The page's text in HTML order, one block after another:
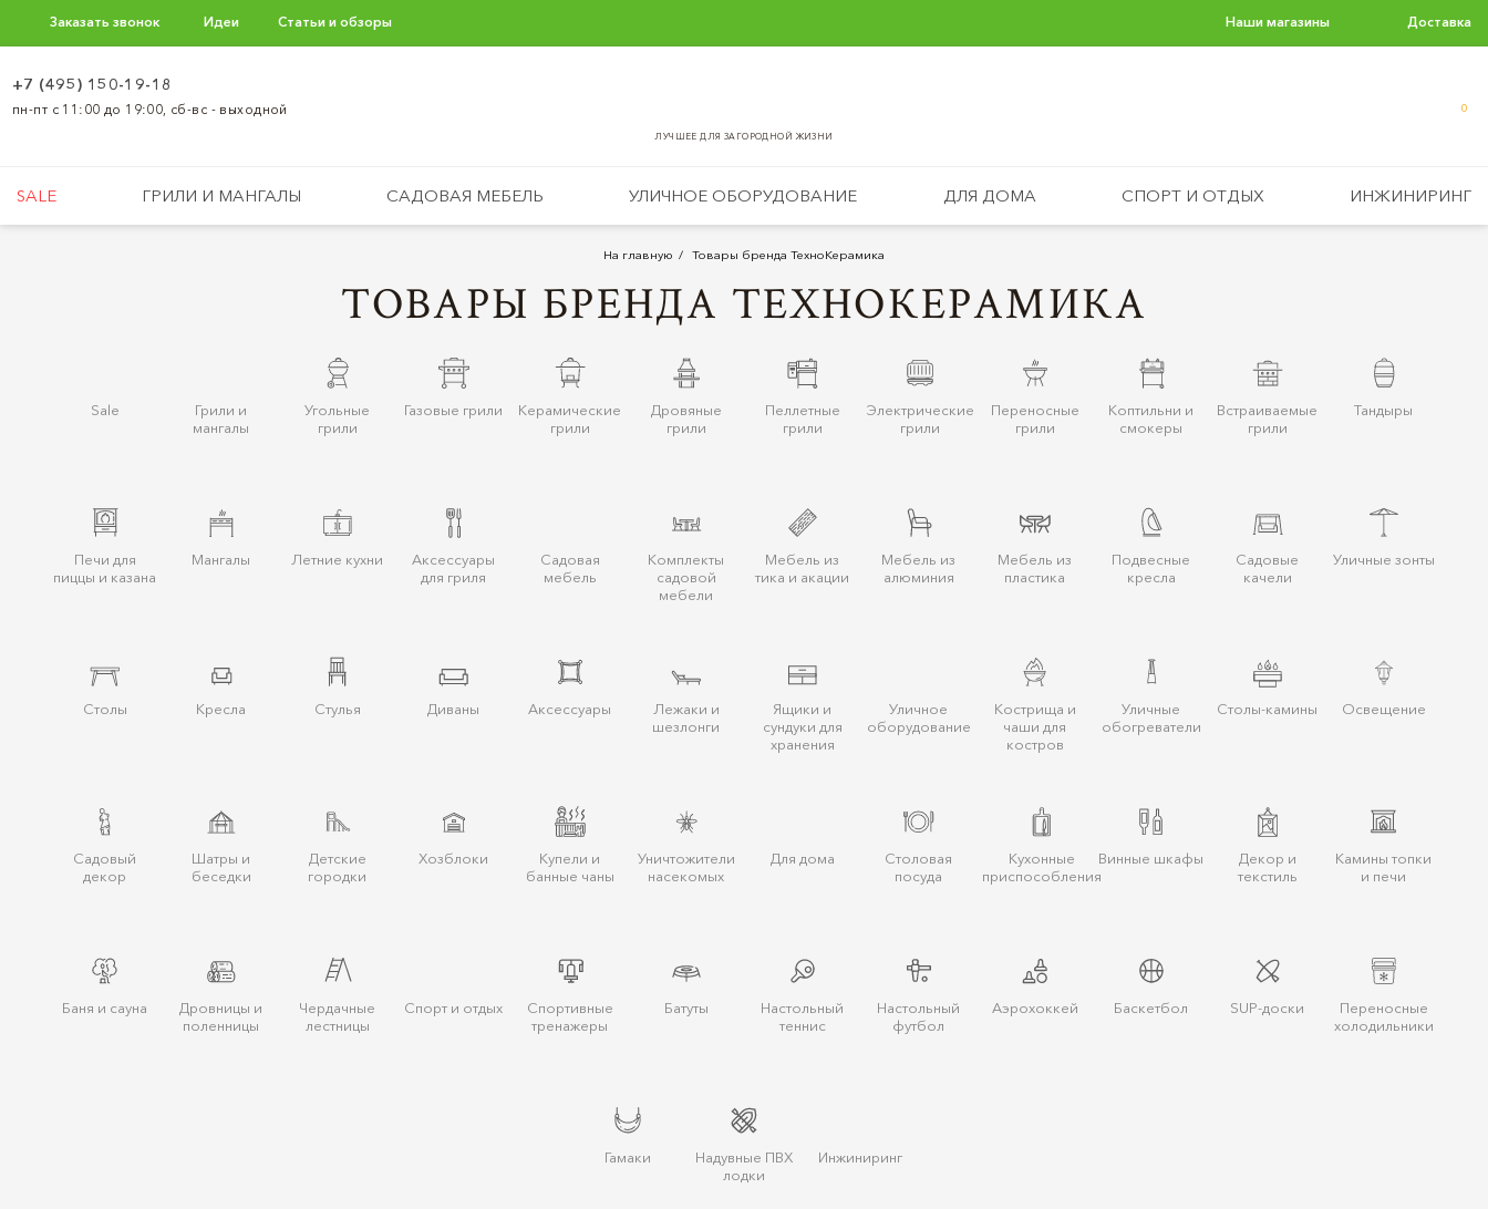
Заказать звонок Идеи Статьи и обзоры Наши магазины Доставка
ЛУЧШЕЕ ДЛЯ ЗАГОРОДНОЙ ЖИЗНИ
+7 (495) 150-19-18
пн-пт с 11:00 до 19:00, сб-вс - выходной 0
SALE ГРИЛИ И МАНГАЛЫ САДОВАЯ МЕБЕЛЬ УЛИЧНОЕ ОБОРУДОВАНИЕ ДЛЯ ДОМА СПОРТ И ОТДЫХ ИНЖИНИРИНГ
На главную Товары бренда ТехноКерамика
ТОВАРЫ БРЕНДА ТЕХНОКЕРАМИКА
Sale
Грили и
мангалы
Угольные
грили
Газовые грили
Керамические
грили
Дровяные
грили
Пеллетные
грили
Электрические
грили
Переносные
грили
Коптильни и
смокеры
Встраиваемые
грили
Тандыры
Печи для
пиццы и казана
Мангалы Летние кухни
Аксессуары
для гриля
Садовая
мебель
Комплекты
садовой
мебели
Мебель из
тика и акации
Мебель из
алюминия
Мебель из
пластика
Подвесные
кресла
Садовые
качели
Уличные зонты
Столы Кресла Стулья Диваны Аксессуары
Лежаки и
шезлонги
Ящики и
сундуки для
хранения
Уличное
оборудование
Кострища и
чаши для
костров
Уличные
обогреватели
Столы-камины Освещение
Cадовый
декор
Шатры и
беcедки
Детские
городки
Хозблоки
Купели и
банные чаны
Уничтожители
насекомых
Для дома
Столовая
посуда
Кухонные
приспособления
Винные шкафы
Декор и
текстиль
Камины топки
и печи
Баня и сауна
Дровницы и
поленницы
Чердачные
лестницы
Спорт и отдых
Спортивные
тренажеры
Батуты
Настольный
теннис
Настольный
футбол
Аэрохоккей Баскетбол SUP-доски
Переносные
холодильники
Гамаки
Надувные ПВХ
лодки
Инжиниринг